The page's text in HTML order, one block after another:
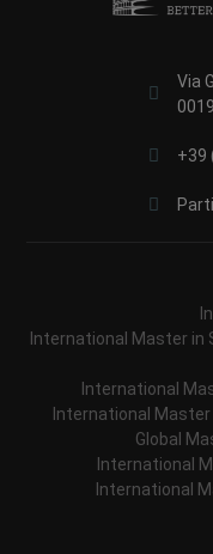
Via
+39
International Master in
International
International
Global
International
International